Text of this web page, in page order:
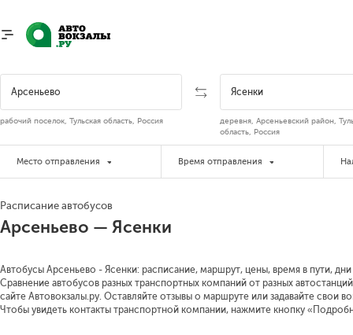
рабочий поселок, Тульская область, Россия
деревня, Арсеньевский район,
область, Россия
Место отправления Время отправления
Расписание автобусов
Арсеньево — Ясенки
Автобусы Арсеньево - Ясенки: расписание, маршрут, цены, время в пути,
Сравнение автобусов разных транспортных компаний от разных
сайте Автовокзалы.ру. Оставляйте отзывы о маршруте или задавайте свои
Чтобы увидеть контакты транспортной компании, нажмите кнопку